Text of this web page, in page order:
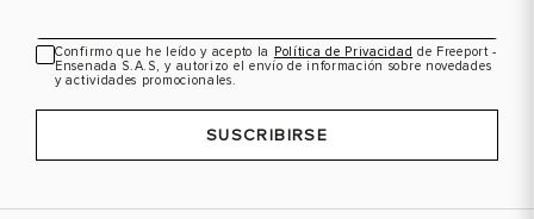
Confirmo que he leído y acepto la Política de Privacidad de Freeport -
Ensenada S.A.S, y autorizo el envío de información sobre novedades
y actividades promocionales.
SUSCRIBIRSE